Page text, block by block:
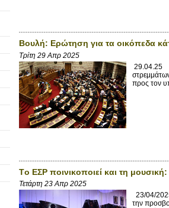
Βουλή: Ερώτηση για τα οικόπεδα
Τρίτη 29 Απρ 2025
29.04.25
προς τον
Tο ΕΣΡ ποινικοποιεί και τη
Τετάρτη 23 Απρ 2025
23/04/
την